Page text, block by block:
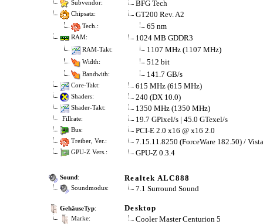
Subvendor: BFG Tech
Chipsatz: GT200 Rev. A2
Tech.: 65 nm
RAM: 1024 MB GDDR3
RAM-Takt: 1107 MHz (1107 MHz)
Width: 512 bit
Bandwith: 141.7 GB/s
Core-Takt: 615 MHz (615 MHz)
Shaders: 240 (DX 10.0)
Shader-Takt: 1350 MHz (1350 MHz)
Fillrate: 19.7 GPixel/s | 45.0 GTexel/s
Bus: PCI-E 2.0 x16 @ x16 2.0
Treiber, Ver.: 7.15.11.8250 (ForceWare 182.50) /
GPU-Z Vers.: GPU-Z 0.3.4
Sound: Realtek ALC888
Soundmodus: 7.1 Surround Sound
GehäuseTyp: Desktop
Marke: Cooler Master Centurion 5